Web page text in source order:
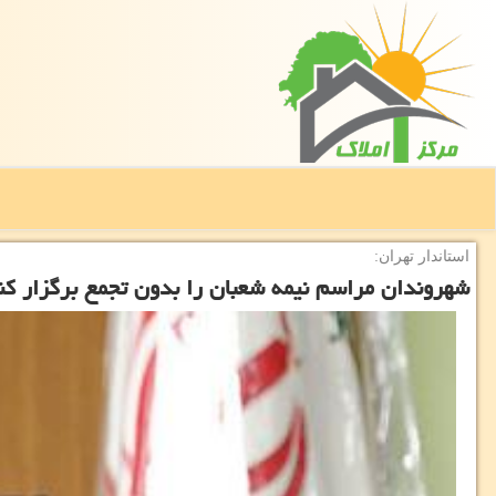
استاندار تهران:
شهروندان مراسم نیمه شعبان را بدون تجمع برگزار